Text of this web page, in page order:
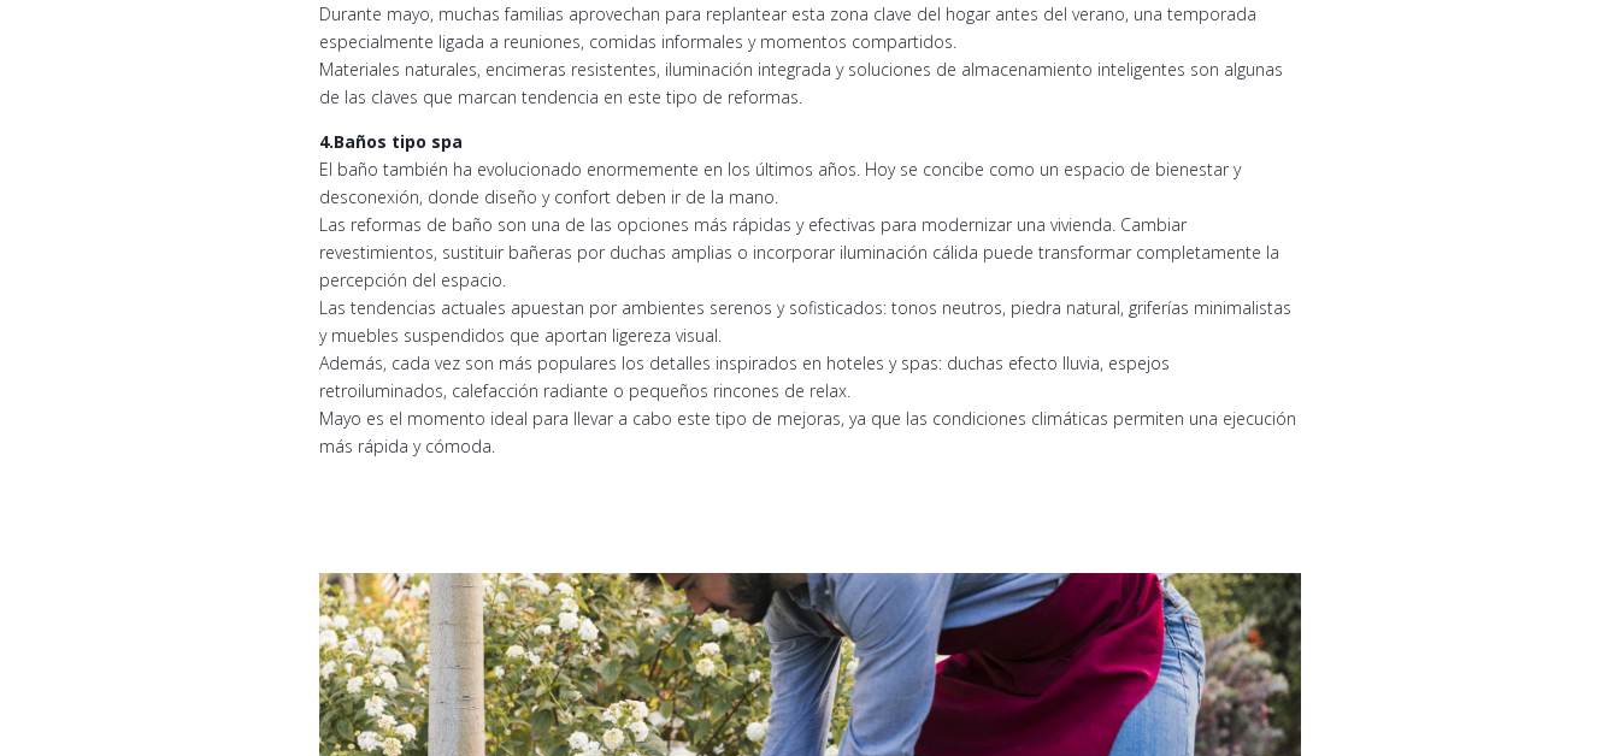
Durante mayo, muchas familias aprovechan para replantear esta zona clave del hogar antes del verano, una temporada
especialmente ligada a reuniones, comidas informales y momentos compartidos.
Materiales naturales, encimeras resistentes, iluminación integrada y soluciones de almacenamiento inteligentes son algunas
de las claves que marcan tendencia en este tipo de reformas.
4.Baños tipo spa
El baño también ha evolucionado enormemente en los últimos años. Hoy se concibe como un espacio de bienestar y
desconexión, donde diseño y confort deben ir de la mano.
Las reformas de baño son una de las opciones más rápidas y efectivas para modernizar una vivienda. Cambiar
revestimientos, sustituir bañeras por duchas amplias o incorporar iluminación cálida puede transformar completamente la
percepción del espacio.
Las tendencias actuales apuestan por ambientes serenos y sofisticados: tonos neutros, piedra natural, griferías minimalistas
y muebles suspendidos que aportan ligereza visual.
Además, cada vez son más populares los detalles inspirados en hoteles y spas: duchas efecto lluvia, espejos
retroiluminados, calefacción radiante o pequeños rincones de relax.
Mayo es el momento ideal para llevar a cabo este tipo de mejoras, ya que las condiciones climáticas permiten una ejecución
más rápida y cómoda.